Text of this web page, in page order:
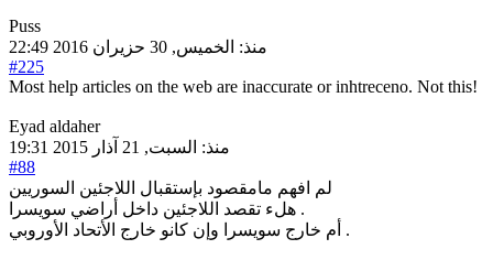
Puss
منذ: الخميس, 30 حزيران 2016 22:49
#225
Most help articles on the web are inaccurate or inhtreceno. Not this!
Eyad aldaher
منذ: السبت, 21 آذار 2015 19:31
#88
لم افهم مامقصود بإستقبال اللاجئين السوريين
هلء تقصد اللاجئين داخل أراضي سويسرا .
أم خارج سويسرا وإن كانو خارج الأتحاد الأوروبي .